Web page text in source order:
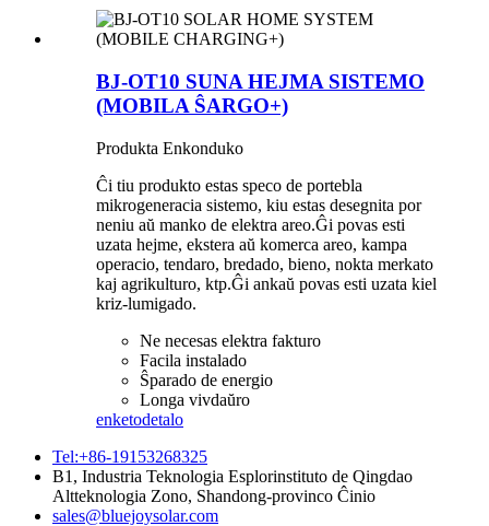
BJ-OT10 SUNA HEJMA SISTEMO
(MOBILA ŜARGO+)
Produkta Enkonduko
Ĉi tiu produkto estas speco de portebla
mikrogeneracia sistemo, kiu estas desegnita por
neniu aŭ manko de elektra areo.Ĝi povas esti
uzata hejme, ekstera aŭ komerca areo, kampa
operacio, tendaro, bredado, bieno, nokta merkato
kaj agrikulturo, ktp.Ĝi ankaŭ povas esti uzata kiel
kriz-lumigado.
Ne necesas elektra fakturo
Facila instalado
Ŝparado de energio
Longa vivdaŭro
enketodetalo
Tel:+86-19153268325
B1, Industria Teknologia Esplorinstituto de Qingdao
Altteknologia Zono, Shandong-provinco Ĉinio
sales@bluejoysolar.com